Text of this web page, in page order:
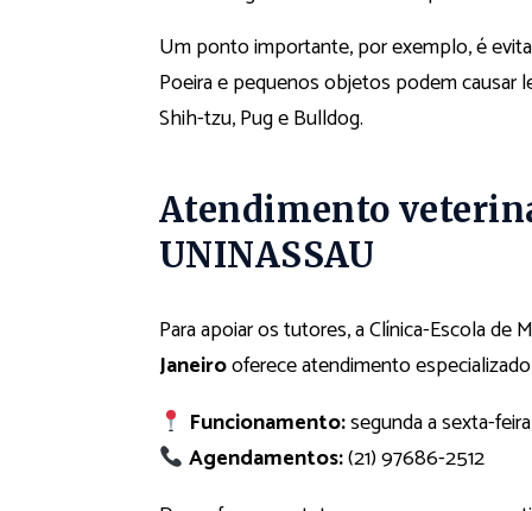
Um ponto importante, por exemplo, é
Poeira e pequenos objetos podem causar
Shih-tzu, Pug e Bulldog.
Atendimento
UNINASSAU
Para apoiar os tutores, a Clínica-Escola de
Janeirooferece atendimento
Funcionamento:segunda a sexta-
Agendamentos:(21) 97686-2512